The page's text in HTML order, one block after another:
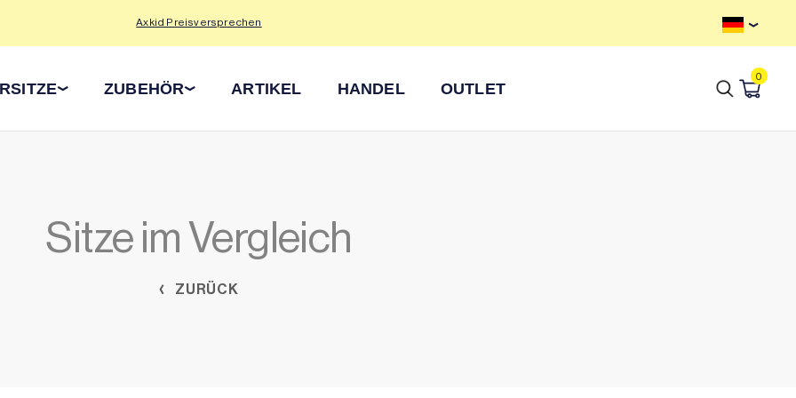
Axkid Preisversprechen
ZUBEHÖR ARTIKEL HANDEL OUTLET
0
Sitze im Vergleich
ZURÜCK